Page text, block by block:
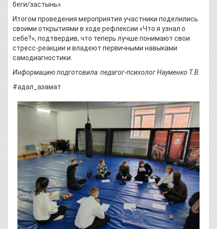
беги/застынь».
Итогом проведения мероприятия участники поделились
своими открытиями в ходе рефлексии «Что я узнал о
себе?», подтвердив, что теперь лучше понимают свои
стресс-реакции и владеют первичными навыками
самодиагностики.
Информацию подготовила: педагог-психолог Науменко Т.В.
#адал_азамат